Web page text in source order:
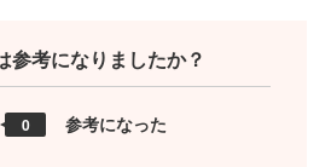
参考になりましたか？
0 参考になった